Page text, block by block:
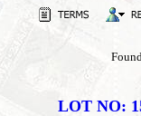
LOT NO: